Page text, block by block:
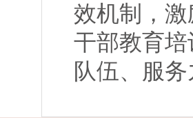
效机制，
干部教育
队伍、服